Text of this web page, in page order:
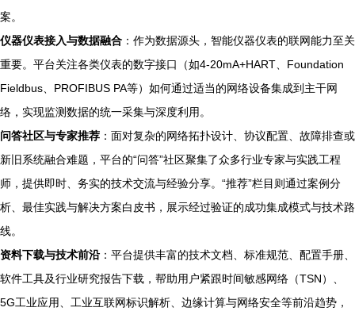
案。
仪器仪表接入与数据融合 ：作为数据源头，智能仪器仪表的联网能力至关
重要。平台关注各类仪表的数字接口（如4-20mA+HART、Foundation
Fieldbus、PROFIBUS PA等）如何通过适当的网络设备集成到主干网
络，实现监测数据的统一采集与深度利用。
问答社区与专家推荐 ：面对复杂的网络拓扑设计、协议配置、故障排查或
新旧系统融合难题，平台的“问答”社区聚集了众多行业专家与实践工程
师，提供即时、务实的技术交流与经验分享。“推荐”栏目则通过案例分
析、最佳实践与解决方案白皮书，展示经过验证的成功集成模式与技术路
线。
资料下载与技术前沿：平台提供丰富的技术文档、标准规范、配置手册、
软件工具及行业研究报告下载，帮助用户紧跟时间敏感网络（TSN）、
5G工业应用、工业互联网标识解析、边缘计算与网络安全等前沿趋势，